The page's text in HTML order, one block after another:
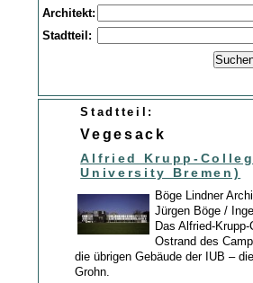
Architekt:
Stadtteil:
Stadtteil:
Vegesack
Alfried Krupp-
University Bremen)
Böge Lindner
Jürgen Böge /
Das Alfried-
Ostrand des
die übrigen Gebäude der IUB –
Grohn.